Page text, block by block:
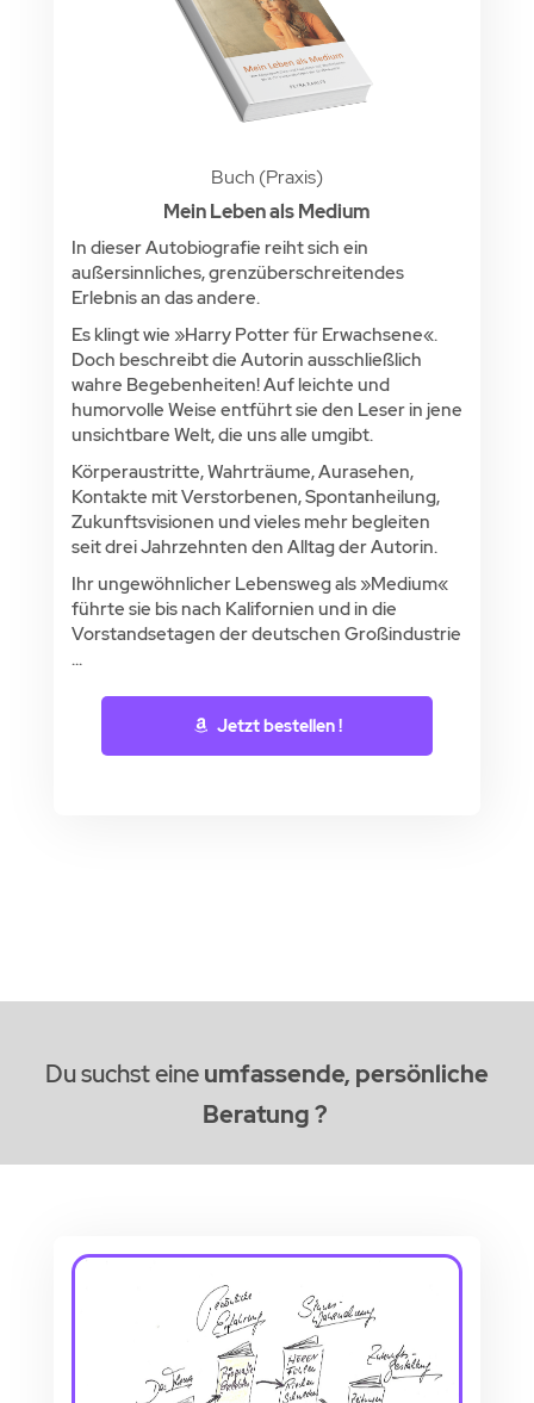
Buch (Praxis)
Mein Leben als Medium
In dieser Autobiografie reiht sich ein
außersinnliches, grenzüberschreitendes
Erlebnis an das andere.
Es klingt wie »Harry Potter für Erwachsene«.
Doch beschreibt die Autorin ausschließlich
wahre Begebenheiten! Auf leichte und
humorvolle Weise entführt sie den Leser in jene
unsichtbare Welt, die uns alle umgibt.
Körperaustritte, Wahrträume, Aurasehen,
Kontakte mit Verstorbenen, Spontanheilung,
Zukunftsvisionen und vieles mehr begleiten
seit drei Jahrzehnten den Alltag der Autorin.
Ihr ungewöhnlicher Lebensweg als »Medium«
führte sie bis nach Kalifornien und in die
Vorstandsetagen der deutschen Großindustrie
...
Jetzt bestellen !
Du suchst eineumfassende, persönliche
Beratung ?